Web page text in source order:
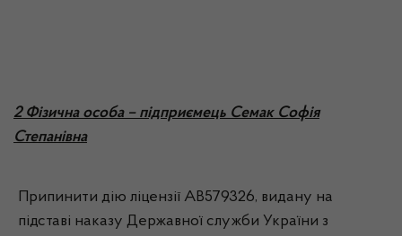
2 Фізична особа – підприємець Семак Софія
Степанівна
Припинити дію ліцензії АВ579326, видану на
підставі наказу Державної служби України з